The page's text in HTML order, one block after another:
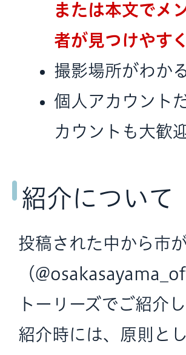
または本文でメ
者が見つけやす
撮影場所がわか
個人アカウント
カウントも大歓
紹介について
投稿された中から市
（
トーリーズでご紹介し
紹介時には、原則と